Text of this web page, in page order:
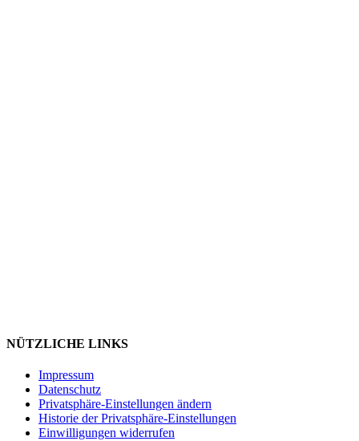
NÜTZLICHE LINKS
Impressum
Datenschutz
Privatsphäre-Einstellungen ändern
Historie der Privatsphäre-Einstellungen
Einwilligungen widerrufen